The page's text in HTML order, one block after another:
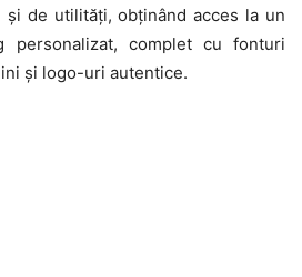
și de utilități, obținând acces la un
personalizat, complet cu fonturi
și logo-uri autentice.